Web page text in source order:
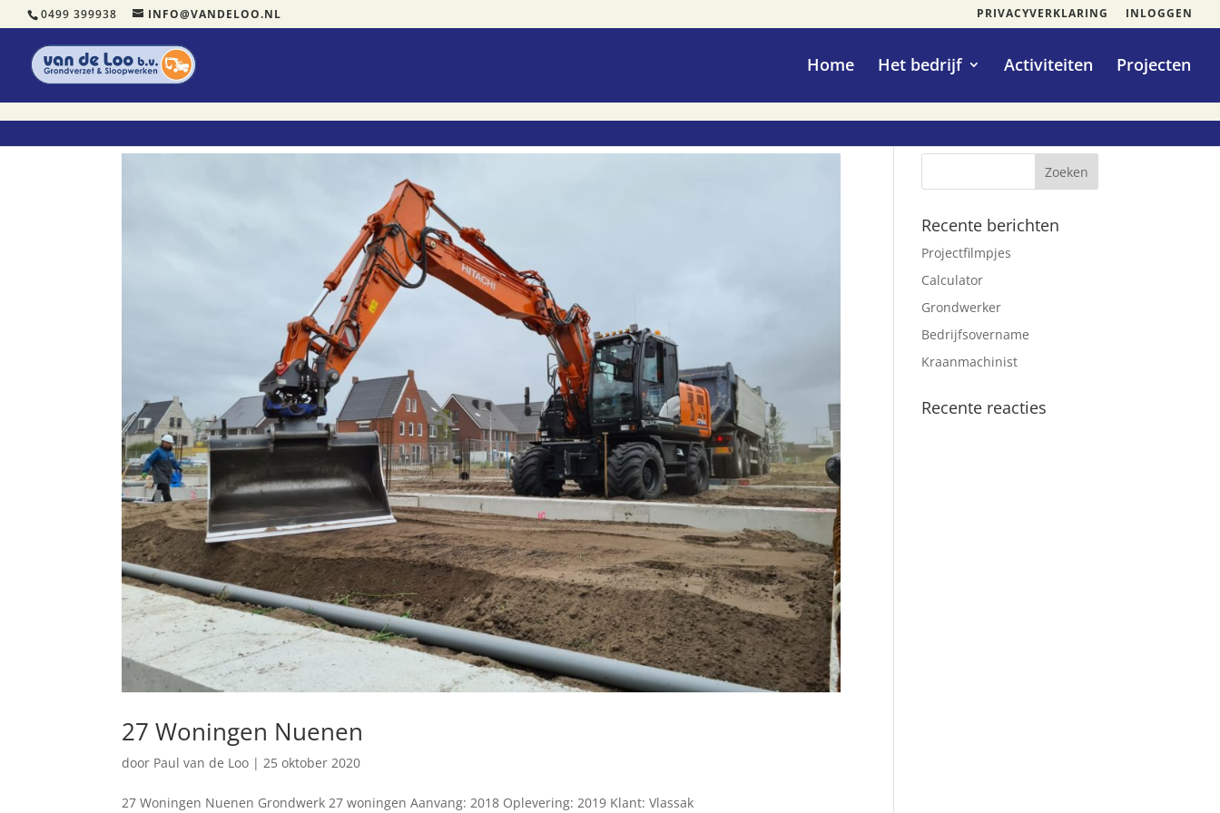
0499 399938 INFO@VANDELOO.NL PRIVACYVERKLARING INLOGGEN
Home Het bedrijf Activiteiten Projecten
27 Woningen Nuenen
door Paul van de Loo | 25 oktober 2020
27 Woningen Nuenen Grondwerk 27 woningen Aanvang: 2018 Oplevering: 2019 Klant: Vlassak
Recente berichten
Projectfilmpjes
Calculator
Grondwerker
Bedrijfsovername
Kraanmachinist
Recente reacties